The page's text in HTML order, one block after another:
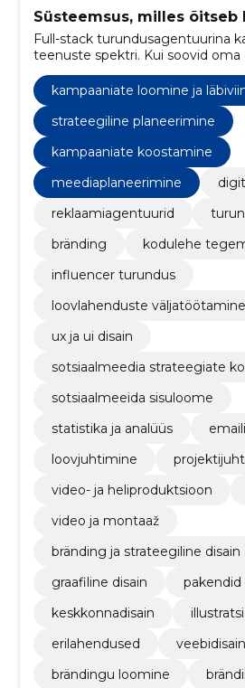
Süsteemsus, milles õitseb
Full-stack turundusagentuurina
teenuste spektri. Kui soovid
turundada, leia meie teenustest
ning võta ühendust.
kampaaniate loomine ja
strateegiline planeerimine
kampaaniate koostamine
meediaplaneerimine
reklaamiagentuurid
bränding
kodulehe
influencer turundus
loovlahenduste väljatöötamine
ux ja ui disain
sotsiaalmeedia strateegiate
sotsiaalmeeida sisuloome
statistika ja analüüs
loovjuhtimine
video- ja heliproduktsioon
video ja montaaž
bränding ja strateegiline disain
graafiline disain
pakendid
keskkonnadisain
erilahendused
veebidisain
brändingu loomine